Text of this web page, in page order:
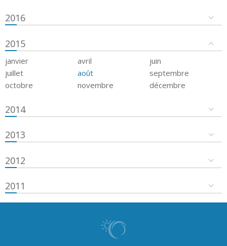
2016
2015
janvier avril
juin
juillet
août
septembre
octobre
novembre décembre
2014
2013
2012
2011